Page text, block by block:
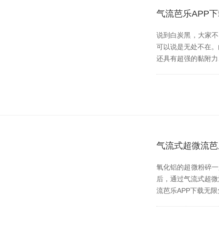
气流芭乐APP
说到白炭黑，大
可以说是无处不在
还具有超强的黏附力
气流式超微流
氧化铝的超微粉碎一
后，通过气流式
流芭乐APP下载无限